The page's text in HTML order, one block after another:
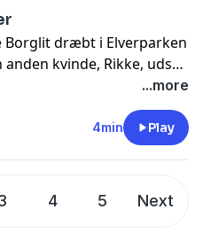
mere sårbare, end vi
Borglit dræbt i Elverparken
kvinde, Rikke, udsat
sin kæreste, Alexander
ved er, at det er den
bog om sagen sætter nu
kontakt med Alexander
hans andet offer. Hør
...more
4min Play
4 5 Next